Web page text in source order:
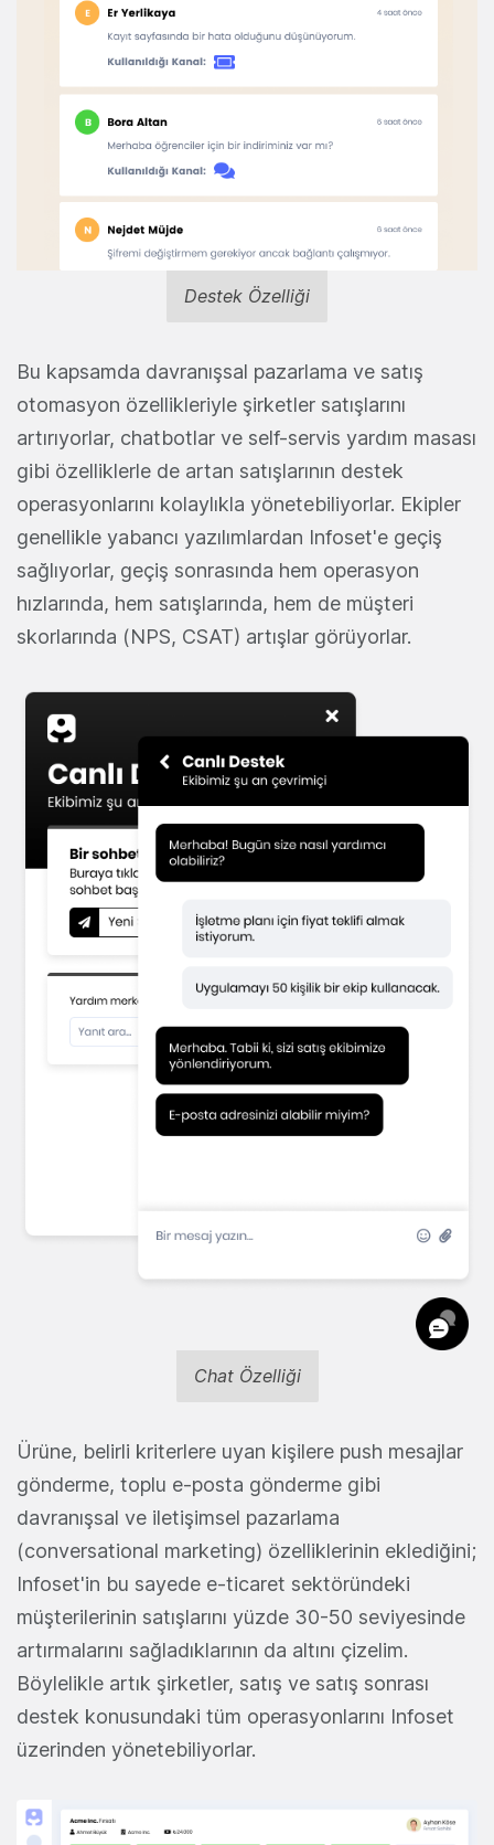
Destek Özelliği
Bu kapsamda davranışsal pazarlama ve satış
otomasyon özellikleriyle şirketler satışlarını
artırıyorlar, chatbotlar ve self-servis yardım masası
gibi özelliklerle de artan satışlarının destek
operasyonlarını kolaylıkla yönetebiliyorlar. Ekipler
genellikle yabancı yazılımlardan Infoset'e geçiş
sağlıyorlar, geçiş sonrasında hem operasyon
hızlarında, hem satışlarında, hem de müşteri
skorlarında (NPS, CSAT) artışlar görüyorlar.
Chat Özelliği
Ürüne, belirli kriterlere uyan kişilere push mesajlar
gönderme, toplu e-posta gönderme gibi
davranışsal ve iletişimsel pazarlama
(conversational marketing) özelliklerinin eklediğini;
Infoset'in bu sayede e-ticaret sektöründeki
müşterilerinin satışlarını yüzde 30-50 seviyesinde
artırmalarını sağladıklarının da altını çizelim.
Böylelikle artık şirketler, satış ve satış sonrası
destek konusundaki tüm operasyonlarını Infoset
üzerinden yönetebiliyorlar.